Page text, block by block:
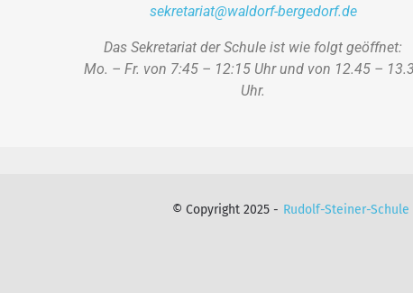
sekretariat@waldorf-bergedorf.de
Das Sekretariat der Schule ist wie folgt geöffnet:
Mo. – Fr. von 7:45 – 12:15 Uhr und von 12.45 –
Uhr.
© Copyright 2025 - Rudolf-Steiner-